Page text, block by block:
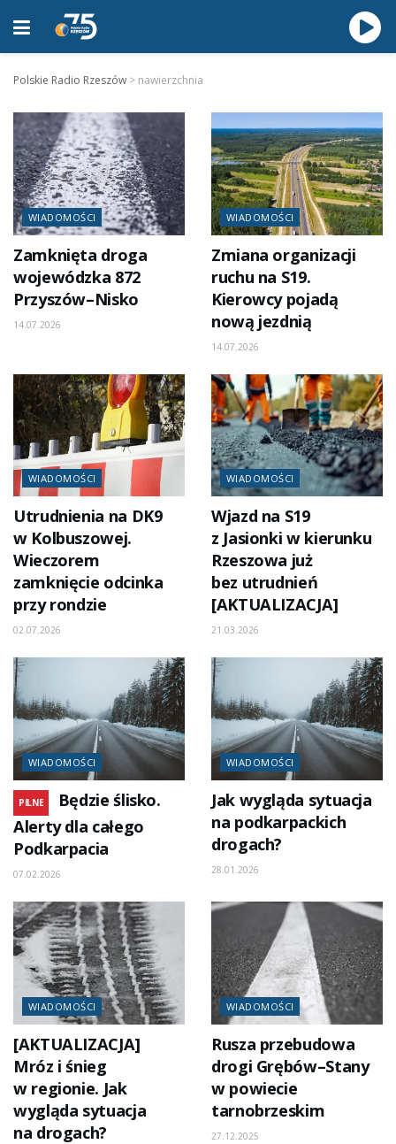
Polskie Radio Rzeszów > nawierzchnia
WIADOMOŚCI
Zamknięta droga
wojewódzka 872
Przyszów–Nisko
14.07.2026
WIADOMOŚCI
Zmiana organizacji
ruchu na S19.
Kierowcy pojadą
nową jezdnią
14.07.2026
WIADOMOŚCI
Utrudnienia na DK9
w Kolbuszowej.
Wieczorem
zamknięcie odcinka
przy rondzie
02.07.2026
WIADOMOŚCI
Wjazd na S19
z Jasionki w kierunku
Rzeszowa już
bez utrudnień
[AKTUALIZACJA]
21.03.2026
WIADOMOŚCI
PILNE
Będzie ślisko.
Alerty dla całego
Podkarpacia
07.02.2026
WIADOMOŚCI
Jak wygląda sytuacja
na podkarpackich
drogach?
28.01.2026
WIADOMOŚCI
[AKTUALIZACJA]
Mróz i śnieg
w regionie. Jak
wygląda sytuacja
na drogach?
WIADOMOŚCI
Rusza przebudowa
drogi Grębów–Stany
w powiecie
tarnobrzeskim
27.12.2025